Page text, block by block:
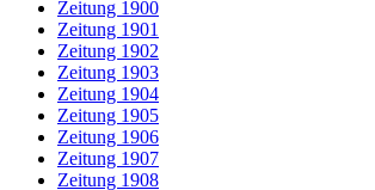
Zeitung 1900
Zeitung 1901
Zeitung 1902
Zeitung 1903
Zeitung 1904
Zeitung 1905
Zeitung 1906
Zeitung 1907
Zeitung 1908